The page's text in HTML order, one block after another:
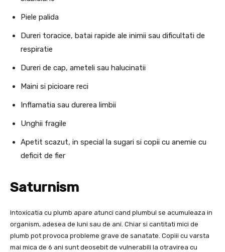
Piele palida
Dureri toracice, batai rapide ale inimii sau dificultati de
respiratie
Dureri de cap, ameteli sau halucinatii
Maini si picioare reci
Inflamatia sau durerea limbii
Unghii fragile
Apetit scazut, in special la sugari si copii cu anemie cu
deficit de fier
Saturnism
Intoxicatia cu plumb apare atunci cand plumbul se acumuleaza in
organism, adesea de luni sau de ani. Chiar si cantitati mici de
plumb pot provoca probleme grave de sanatate. Copiii cu varsta
mai mica de 6 ani sunt deosebit de vulnerabili la otravirea cu